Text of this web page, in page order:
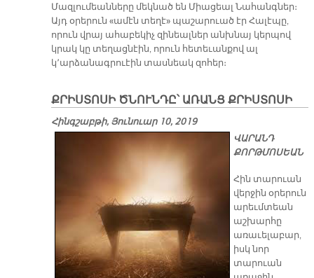
Մազլումեանները մեկնած են Միացեալ Նահանգներ։
Այդ օրերուն «ամէն տեղէ» պաշարուած էր Հալէպը,
որուն վրայ ահաբեկիչ զինեալներ անխնայ կերպով
կրակ կը տեղացնէին, որուն հետեւանքով ալ
կ՚արձանագրուէին տասնեակ զոհեր։
ՔՐԻՍՏՈՍԻ ԾՆՈՒՆԴԸ՝ ԱՌԱՆՑ ՔՐԻՍՏՈՍԻ
Հինգշաբթի, Յունուար 10, 2019
ՎԱՐԱՆԴ
ՔՈՐԹՄՈՍԵԱՆ
Հին տարուան
վերջին օրերուն
արեւմտեան
աշխարհը
առաւելաբար,
իսկ նոր
տարուան